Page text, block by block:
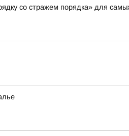
со стражем порядка» для